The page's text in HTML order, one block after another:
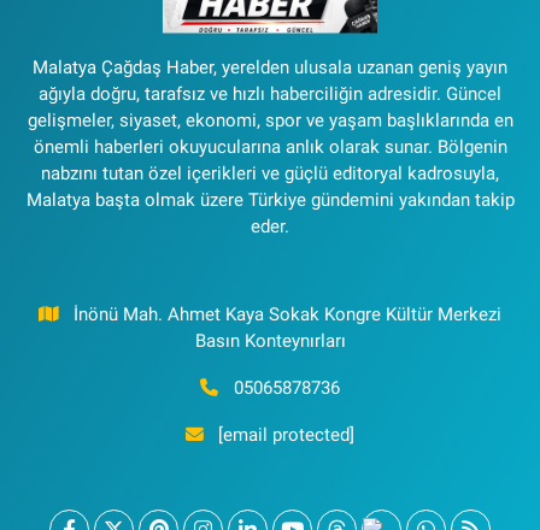
Malatya Çağdaş Haber, yerelden ulusala uzanan geniş yayın
ağıyla doğru, tarafsız ve hızlı haberciliğin adresidir. Güncel
gelişmeler, siyaset, ekonomi, spor ve yaşam başlıklarında en
önemli haberleri okuyucularına anlık olarak sunar. Bölgenin
nabzını tutan özel içerikleri ve güçlü editoryal kadrosuyla,
Malatya başta olmak üzere Türkiye gündemini yakından takip
eder.
İnönü Mah. Ahmet Kaya Sokak Kongre Kültür Merkezi
Basın Konteynırları
05065878736
[email protected]